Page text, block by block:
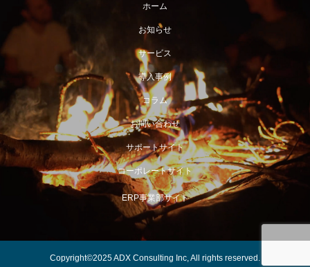
ホーム
お知らせ
サービス
導入事例
コラム
お問い合わせ
サポートサイト
コーポレートサイト
ERP事業部サイト
Copyright©2025 ADX Consulting Inc, All rights reserved.